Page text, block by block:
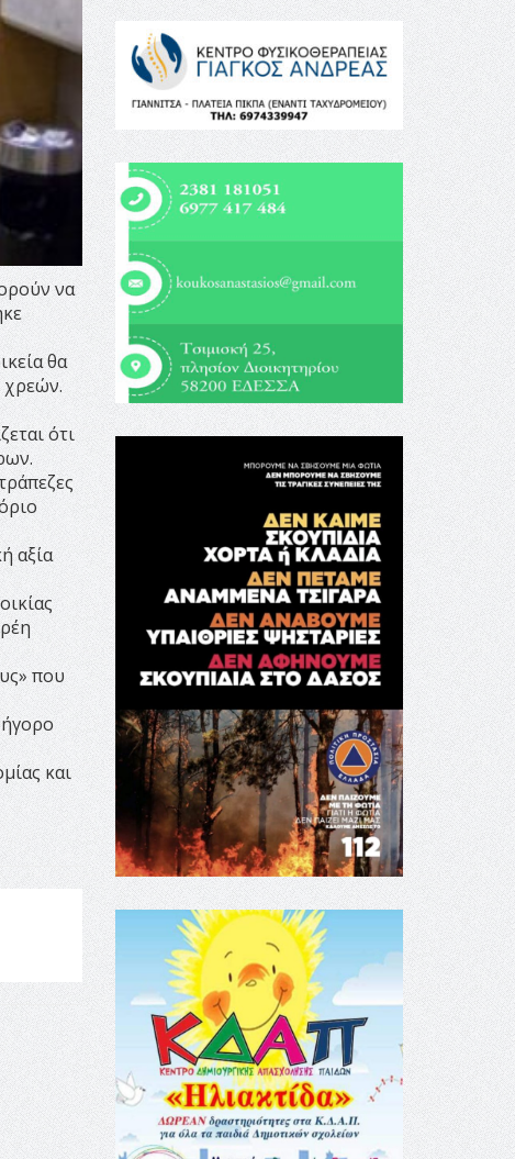
να
θα
χρεών.
ότι
αξία
που
και